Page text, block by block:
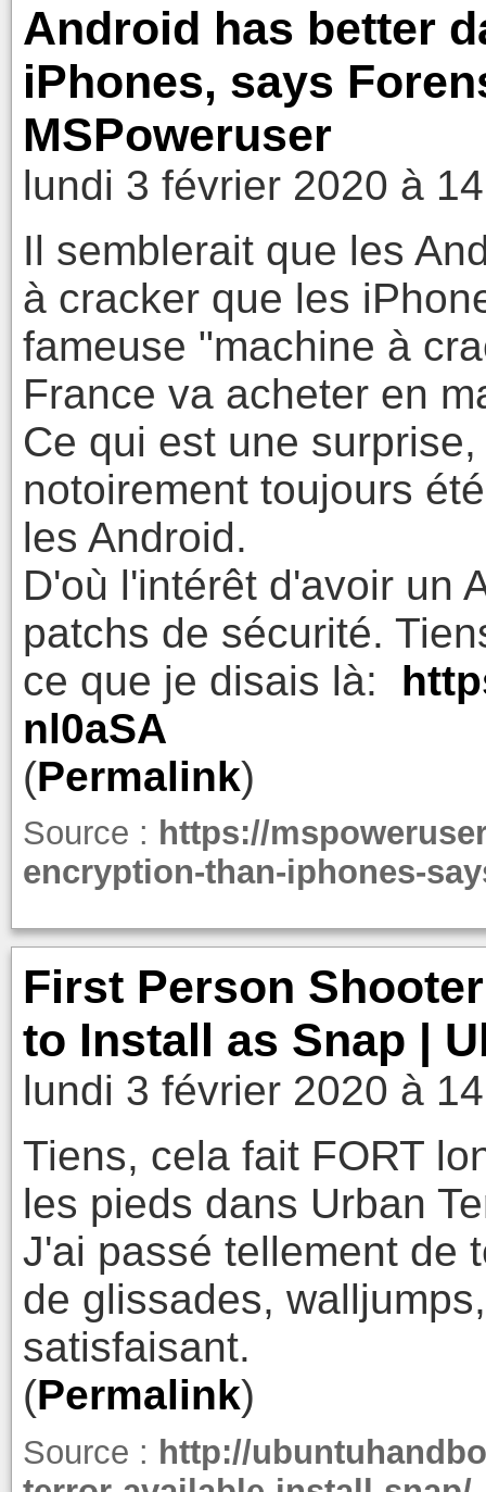
Android has better
iPhones, says
MSPoweruser
lundi 3 février 2020 à
Il semblerait que les
à cracker que les
fameuse "machine à
France va acheter en
Ce qui est une
notoirement toujours
les Android.
D'où l'intérêt d'avoir un
patchs de sécurité.
ce que je disais là:
nl0aSA
(Permalink)
Source : https://
encryption-than-iphones-
First Person
to Install as Snap |
lundi 3 février 2020 à
Tiens, cela fait FORT
les pieds dans Urban
J'ai passé tellement de
de glissades,
satisfaisant.
(Permalink)
Source : http://